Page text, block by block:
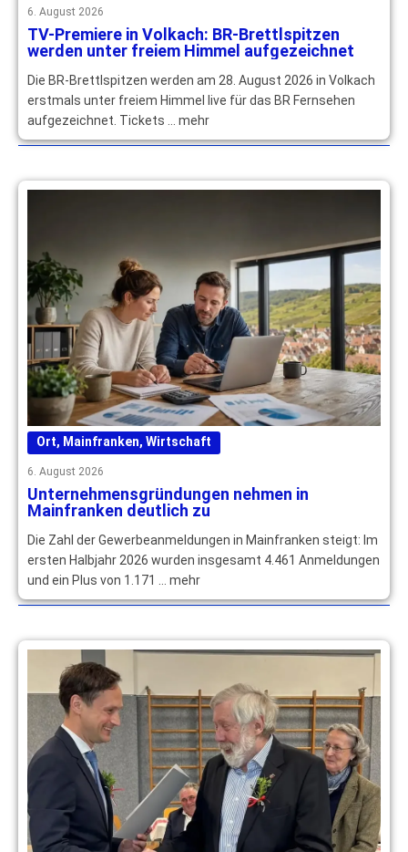
6. August 2026
TV-Premiere in Volkach: BR-Brettlspitzen
werden unter freiem Himmel aufgezeichnet
Die BR-Brettlspitzen werden am 28. August 2026 in Volkach
erstmals unter freiem Himmel live für das BR Fernsehen
aufgezeichnet. Tickets … mehr
Ort, Mainfranken, Wirtschaft
6. August 2026
Unternehmensgründungen nehmen in
Mainfranken deutlich zu
Die Zahl der Gewerbeanmeldungen in Mainfranken steigt: Im
ersten Halbjahr 2026 wurden insgesamt 4.461 Anmeldungen
und ein Plus von 1.171 … mehr